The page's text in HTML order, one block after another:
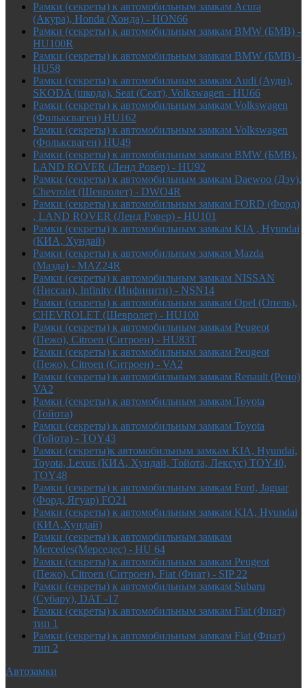
Рамки (секреты) к автомобильным замкам Acura
(Акура), Honda (Хонда) - HON66
Рамки (секреты) к автомобильным замкам BMW (БМВ) -
HU100R
Рамки (секреты) к автомобильным замкам BMW (БМВ) -
HU58
Рамки (секреты) к автомобильным замкам Audi (Ауди),
SKODA (шкода), Seat (Сеат), Volkswagen - HU66
Рамки (секреты) к автомобильным замкам Volkswagen
(Фольксваген) HU162
Рамки (секреты) к автомобильным замкам Volkswagen
(Фольксваген) HU49
Рамки (секреты) к автомобильным замкам BMW (БМВ),
LAND ROVER (Ленд Ровер) - HU92
Рамки (секреты) к автомобильным замкам Daewoo (Дэу),
Chevrolet (Шевролет) - DWO4R
Рамки (секреты) к автомобильным замкам FORD (Форд)
, LAND ROVER (Ленд Ровер) - HU101
Рамки (секреты) к автомобильным замкам KIA , Hyundai
(КИА, Хундай)
Рамки (секреты) к автомобильным замкам Mazda
(Мазда) - MAZ24R
Рамки (секреты) к автомобильным замкам NISSAN
(Ниссан), Infinity (Инфинити) - NSN14
Рамки (секреты) к автомобильным замкам Opel (Опель),
CHEVROLET (Шевролет) - HU100
Рамки (секреты) к автомобильным замкам Peugeot
(Пежо), Citroen (Ситроен) - HU83T
Рамки (секреты) к автомобильным замкам Peugeot
(Пежо), Citroen (Ситроен) - VA2
Рамки (секреты) к автомобильным замкам Renault (Рено)
VA2
Рамки (секреты) к автомобильным замкам Toyota
(Тойота)
Рамки (секреты) к автомобильным замкам Toyota
(Тойота) - TOY43
Рамки (секреты)к автомобильным замкам KIA, Hyundai,
Toyota, Lexus (КИА, Хундай, Тойота, Лексус) TOY40,
TOY48
Рамки (секреты) к автомобильным замкам Ford, Jaguar
(Форд, Ягуар) FO21
Рамки (секреты) к автомобильным замкам KIA, Hyundai
(КИА,Хундай)
Рамки (секреты) к автомобильным замкам
Mercedes(Мерседес) - HU 64
Рамки (секреты) к автомобильным замкам Peugeot
(Пежо), Citroen (Ситроен), Fiat (Фиат) - SIP 22
Рамки (секреты) к автомобильным замкам Subaru
(Субару), DAT -17
Рамки (секреты) к автомобильным замкам Fiat (Фиат)
тип 1
Рамки (секреты) к автомобильным замкам Fiat (Фиат)
тип 2
Автозамки